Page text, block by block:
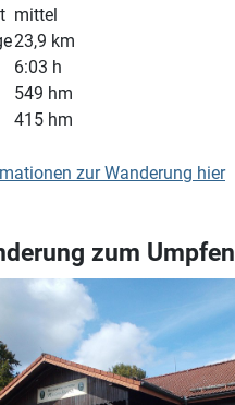
mittel
23,9 km
6:03 h
549 hm
415 hm
zur Wanderung hier
zum Umpfen